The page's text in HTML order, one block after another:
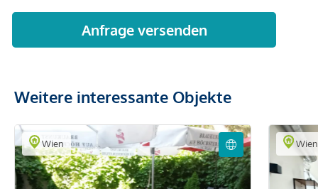
Weitere interessante Objekte
Wien Wien